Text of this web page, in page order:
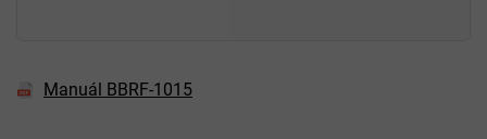
Manuál BBRF-1015